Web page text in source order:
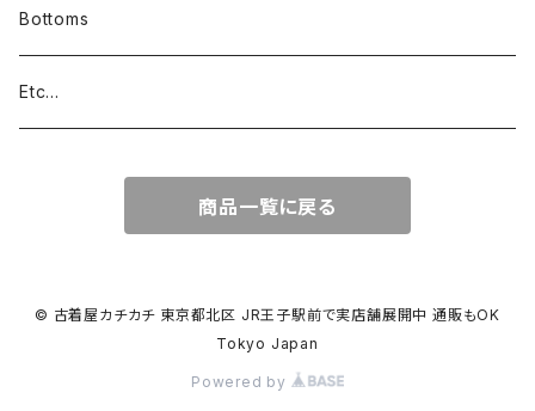
Bottoms
Etc...
商品一覧に戻る
© 古着屋カチカチ 東京都北区 JR王子駅前で実店舗展開中 通販もOK
Tokyo Japan
Powered by